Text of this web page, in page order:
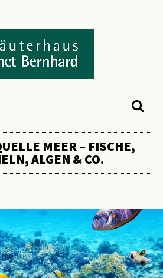
MEER – FISCHE,
ALGEN & CO.